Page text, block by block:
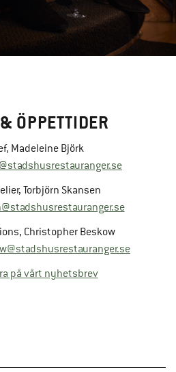
ÖPPETTIDER
Madeleine Björk
Torbjörn Skansen
Christopher Beskow
på vårt nyhetsbrev